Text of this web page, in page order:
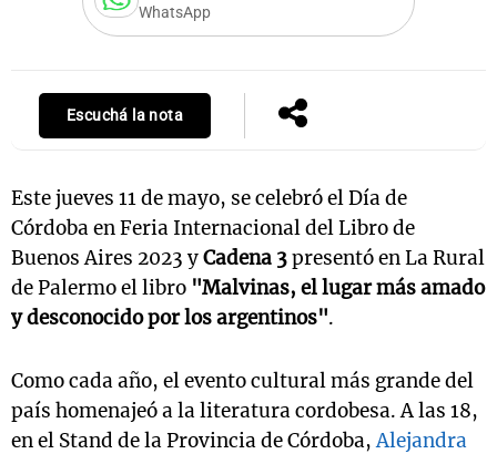
WhatsApp
Escuchá la nota
Este jueves 11 de mayo, se celebró el Día de
Córdoba en Feria Internacional del Libro de
Buenos Aires 2023 yCadena 3presentó en La Rural
de Palermo el libro "Malvinas, el lugar más amado
y desconocido por los argentinos".
Como cada año, el evento cultural más grande del
país homenajeó a la literatura cordobesa. A las 18,
en el Stand de la Provincia de Córdoba,Alejandra